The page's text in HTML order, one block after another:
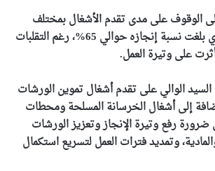
الوقوف على مدى تقدم الأشغال بمختلف
حصص المشروع، الذي بلغت نسبة إنجازه حوالي 65%، رغم التقلبات
على وتيرة العمل.
الوالي على تقدم أشغال تموين الورشات
إضافة إلى أشغال الخرسانة المسلحة ومحطات
ضرورة رفع وتيرة الإنجاز وتعزيز الورشات
وتمديد فترات العمل لتسريع استكمال